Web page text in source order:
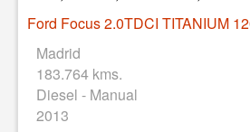
Madrid
183.764 kms.
Diesel - Manual
2013